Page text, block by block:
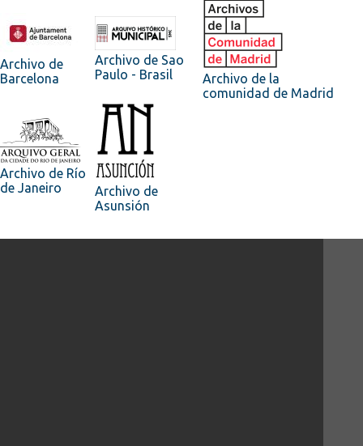
Archivo de
Barcelona
Archivo de Sao
Paulo - Brasil
Archivo de la
comunidad de Madrid
Archivo de Río
de Janeiro
Archivo de
Asunsión